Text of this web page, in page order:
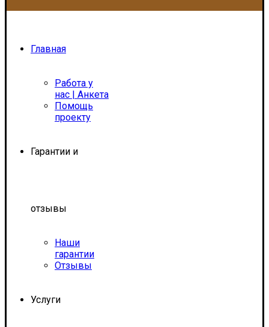
Главная
Работа у
нас | Анкета
Помощь
проекту
Гарантии и
отзывы
Наши
гарантии
Отзывы
Услуги